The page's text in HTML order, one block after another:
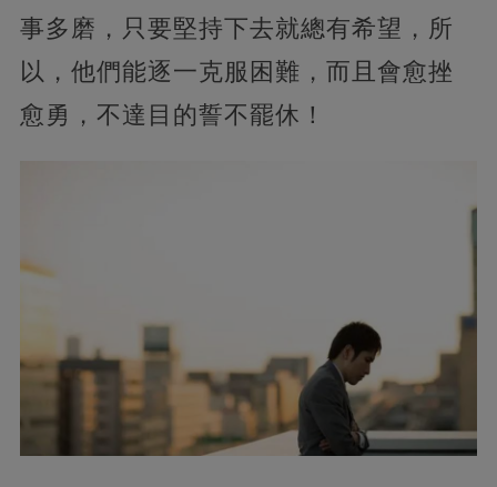
事多磨，只要堅持下去就總有希望，所
以，他們能逐一克服困難，而且會愈挫
愈勇，不達目的誓不罷休！